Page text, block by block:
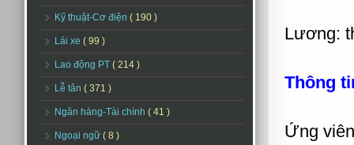
Kỹ thuật-Cơ điện ( 190 )
Lái xe ( 99 )
Lao động PT ( 214 )
Lễ tân ( 371 )
Ngân hàng-Tài chính ( 41 )
Ngoại ngữ ( 8 )
Lương:
Thông
Ứng